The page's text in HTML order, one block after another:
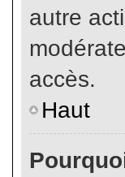
autre
accès.
Haut